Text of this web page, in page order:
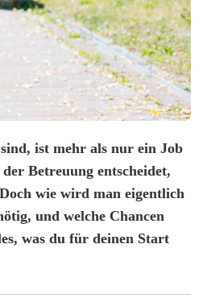
ist mehr als nur ein Job
Betreuung entscheidet,
wie wird man eigentlich
und welche Chancen
was du für deinen Start